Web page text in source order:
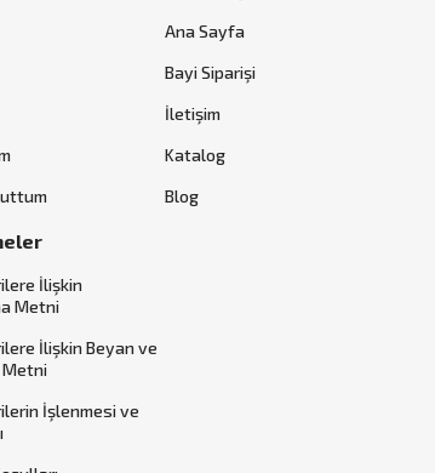
Ana Sayfa
Bayi Siparişi
İletişim
Katalog
Blog
İlişkin
Metni
İlişkin Beyan ve
Metni
İşlenmesi ve